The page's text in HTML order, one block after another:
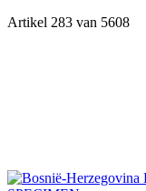
Artikel 283 van 5608